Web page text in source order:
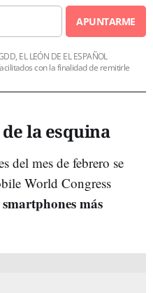
APUNTARME
EL LEÓN DE EL ESPAÑOL
con la finalidad de remitirle
la esquina
del mes de febrero se
World Congress
más